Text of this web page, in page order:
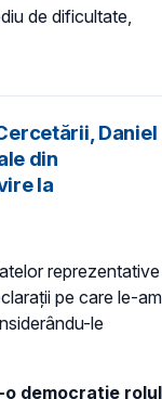
de dificultate,
Daniel
din
la
reprezentative
pe care le-am
le
democrație rolul